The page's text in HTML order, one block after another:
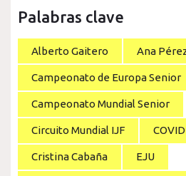
Palabras clave
Alberto Gaitero Ana
Campeonato de Europa Senior
Campeonato Mundial Senior
Circuito Mundial IJF
Cristina Cabaña EJU